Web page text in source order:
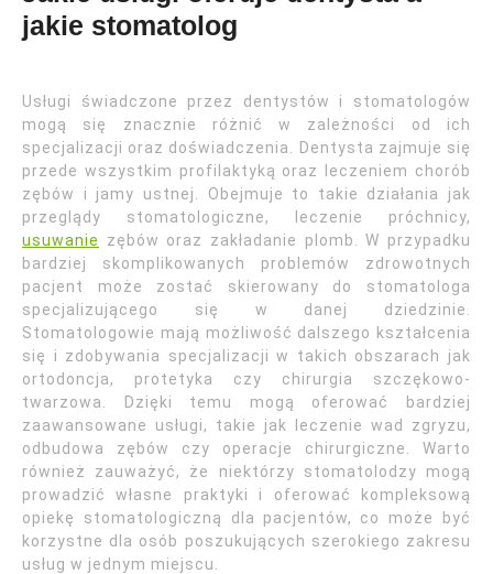
jakie stomatolog
Usługi świadczone przez dentystów i stomatologów
mogą się znacznie różnić w zależności od ich
specjalizacji oraz doświadczenia. Dentysta zajmuje się
przede wszystkim profilaktyką oraz leczeniem chorób
zębów i jamy ustnej. Obejmuje to takie działania jak
przeglądy stomatologiczne, leczenie próchnicy,
usuwanie
zębów oraz zakładanie plomb. W przypadku
bardziej skomplikowanych problemów zdrowotnych
pacjent może zostać skierowany do stomatologa
specjalizującego się w danej dziedzinie.
Stomatologowie mają możliwość dalszego kształcenia
się i zdobywania specjalizacji w takich obszarach jak
ortodoncja, protetyka czy chirurgia szczękowo-
twarzowa. Dzięki temu mogą oferować bardziej
zaawansowane usługi, takie jak leczenie wad zgryzu,
odbudowa zębów czy operacje chirurgiczne. Warto
również zauważyć, że niektórzy stomatolodzy mogą
prowadzić własne praktyki i oferować kompleksową
opiekę stomatologiczną dla pacjentów, co może być
korzystne dla osób poszukujących szerokiego zakresu
usług w jednym miejscu.